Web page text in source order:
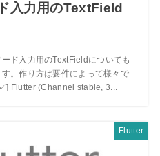
入力用のTextField
ド入力用のTextFieldについても
。作り方は要件によって様々で
Flutter (Channel stable, 3...
Flutter